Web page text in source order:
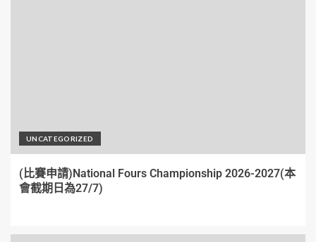
UNCATEGORIZED
(比賽申請)National Fours Championship 2026-2027(本
會截期日為27/7)